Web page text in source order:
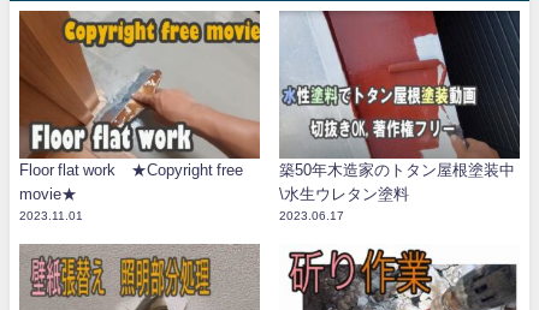
Floor flat work ★Copyright free
movie★
2023.11.01
築50年木造家のトタン屋根塗装中
\水生ウレタン塗料
2023.06.17